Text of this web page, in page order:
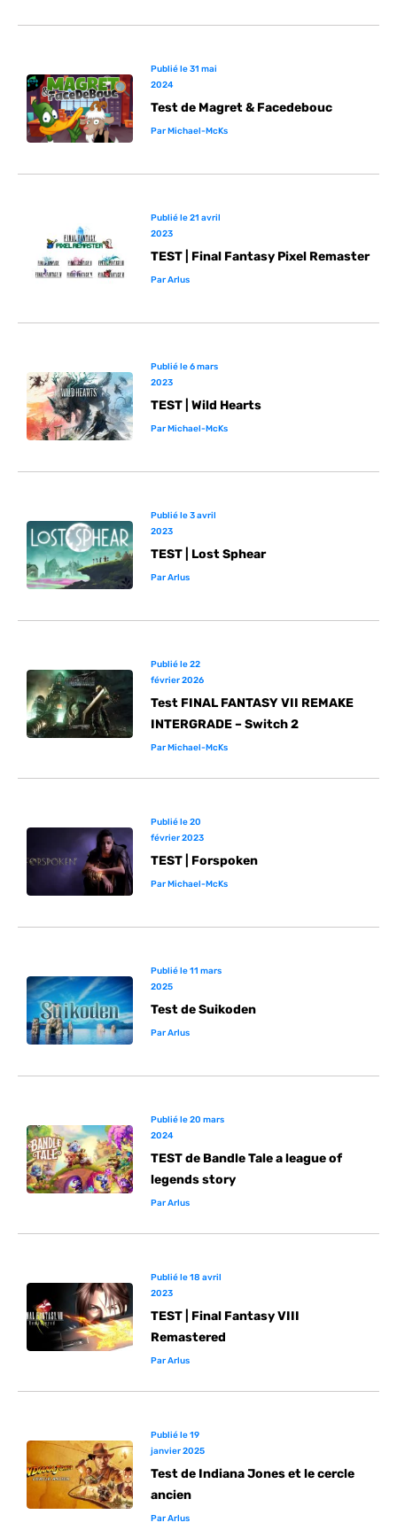
Publié le31 mai
2024
Test de Magret & Facedebouc
ParMichael-McKs
Publié le21 avril
2023
TEST | Final Fantasy Pixel Remaster
ParArlus
Publié le6 mars
2023
TEST | Wild Hearts
ParMichael-McKs
Publié le3 avril
2023
TEST | Lost Sphear
ParArlus
Publié le22
février 2026
Test FINAL FANTASY VII REMAKE
INTERGRADE – Switch 2
ParMichael-McKs
Publié le20
février 2023
TEST | Forspoken
ParMichael-McKs
Publié le11 mars
2025
Test de Suikoden
ParArlus
Publié le20 mars
2024
TEST de Bandle Tale a league of
legends story
ParArlus
Publié le18 avril
2023
TEST | Final Fantasy VIII
Remastered
ParArlus
Publié le19
janvier 2025
Test de Indiana Jones et le cercle
ancien
ParArlus